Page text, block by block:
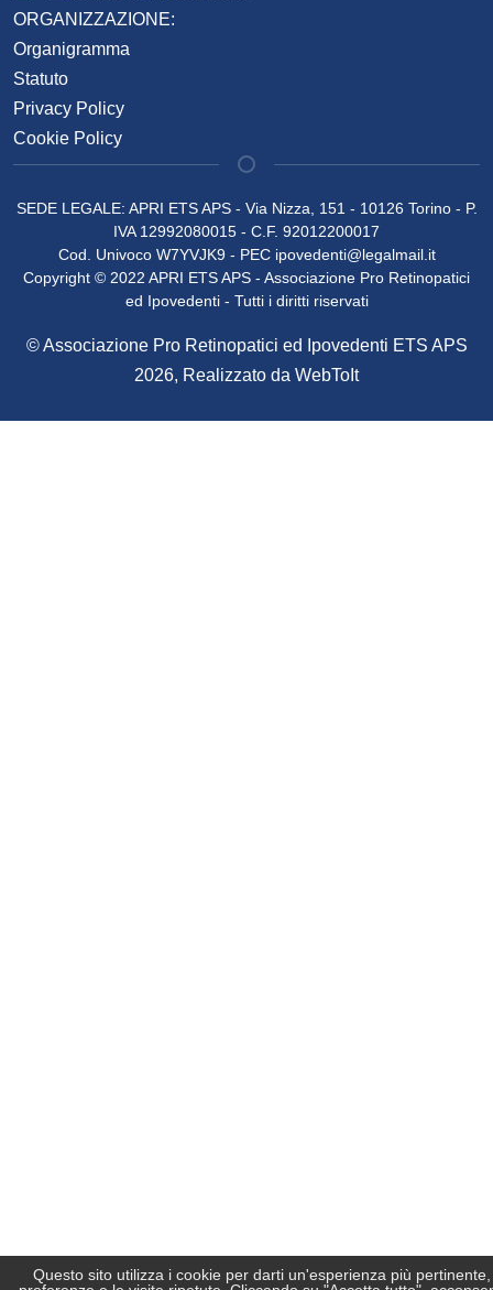
ORGANIZZAZIONE:
Organigramma
Statuto
Privacy Policy
Cookie Policy
SEDE LEGALE: APRI ETS APS - Via Nizza, 151 - 10126 Torino - P.
IVA 12992080015 - C.F. 92012200017
Cod. Univoco W7YVJK9 - PEC ipovedenti@legalmail.it
Copyright © 2022 APRI ETS APS - Associazione Pro Retinopatici
ed Ipovedenti - Tutti i diritti riservati
© Associazione Pro Retinopatici ed Ipovedenti ETS APS
2026, Realizzato da WebToIt
Questo sito utilizza i cookie per darti un'esperienza più